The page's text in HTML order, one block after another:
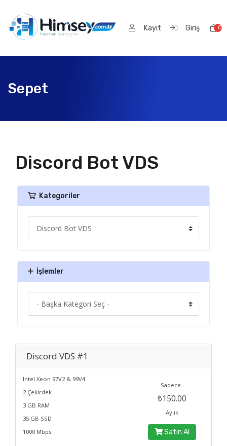
Kayıt Giriş 0
Sepet
Discord Bot VDS
Kategoriler
İşlemler
Discord VDS #1
Intel Xeon 97V2 & 99V4
2 Çekirdek
3 GB RAM
35 GB SSD
1000 Mbps
Sadece..
₺150.00
Aylık
Satın Al